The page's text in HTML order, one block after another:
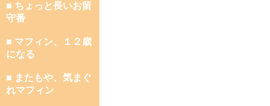
■ ちょっと長いお留
守番
■ マフィン、１２歳
になる
■ またもや、気まぐ
れマフィン